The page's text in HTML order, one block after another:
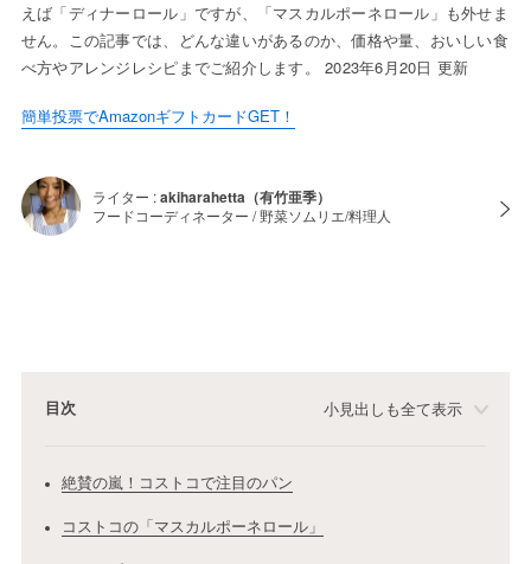
えば「ディナーロール」ですが、「マスカルポーネロール」も外せま
せん。この記事では、どんな違いがあるのか、価格や量、おいしい食
べ方やアレンジレシピまでご紹介します。 2023年6月20日 更新
簡単投票でAmazonギフトカードGET！
ライター :akiharahetta（有竹亜季）
フードコーディネーター / 野菜ソムリエ/料理人
目次 小見出しも全て表示
絶賛の嵐！コストコで注目のパン
コストコの「マスカルポーネロール」